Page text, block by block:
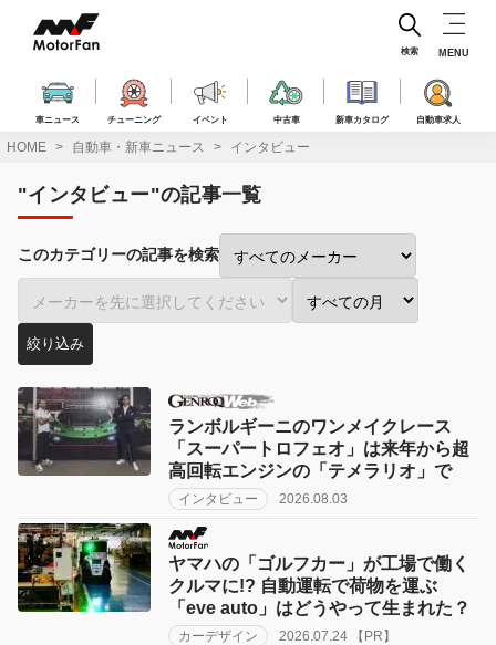
ス
車ニュース チューニング イベント 中古車 新車カタログ 自動車求人
検索 MENU
HOME 自動車・新車ニュース インタビュー
"インタビュー"の記事一覧
このカテゴリーの記事を検索
ー
カ
で
絞
込
種
で
り
込
み:
稿
月
絞
り
み:
絞り込み
ランボルギーニのワンメイクレース
「スーパートロフェオ」は来年から超
高回転エンジンの「テメラリオ」で
インタビュー 2026.08.03
ヤマハの「ゴルフカー」が工場で働く
クルマに!? 自動運転で荷物を運ぶ
「eve auto」はどうやって生まれた？
カーデザイン 2026.07.24 【PR】